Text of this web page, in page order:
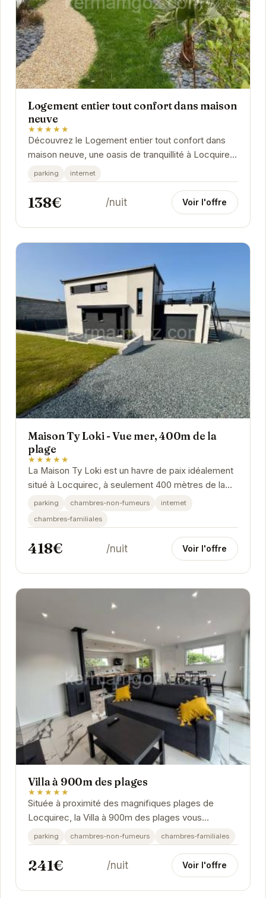
Logement entier tout confort dans maison
neuve
★★★★★
Découvrez le Logement entier tout confort dans
maison neuve, une oasis de tranquillité à Locquirec.
Cette maison neuve offre un espace de vie...
parking internet
138€ /nuit Voir l'offre
Maison Ty Loki - Vue mer, 400m de la
plage
★★★★★
La Maison Ty Loki est un havre de paix idéalement
situé à Locquirec, à seulement 400 mètres de la
plage. Offrant une vue magnifique sur la mer,...
parking chambres-non-fumeurs
internet
chambres-familiales
418€ /nuit Voir l'offre
Villa à 900m des plages
★★★★★
Située à proximité des magnifiques plages de
Locquirec, la Villa à 900m des plages vous
accueille pour un séjour relaxant et ressourçant.
parking chambres-non-fumeurs chambres-familiales
241€ /nuit Voir l'offre